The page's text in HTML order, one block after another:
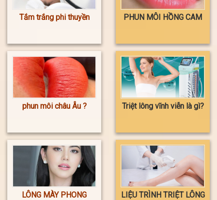
Tắm trắng phi thuyền PHUN MÔI HỒNG CAM
phun môi châu Âu ? Triệt lông vĩnh viễn là gì?
LÔNG MÀY PHONG
LIỆU TRÌNH TRIỆT LÔNG